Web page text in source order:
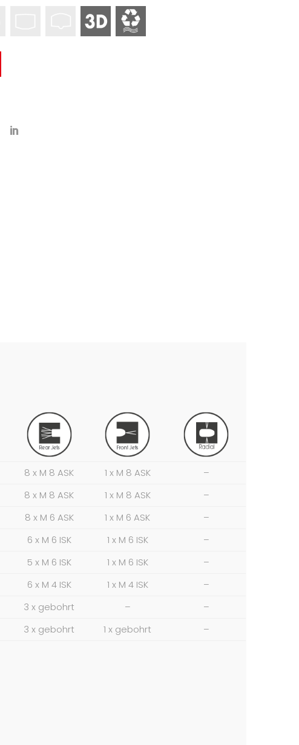
8 x M 8 ASK 1 x M 8 ASK
–
8 x M 8 ASK 1 x M 8 ASK
–
8 x M 6 ASK 1 x M 6 ASK
–
6 x M 6 ISK 1 x M 6 ISK
–
5 x M 6 ISK 1 x M 6 ISK
–
6 x M 4 ISK 1 x M 4 ISK
–
3 x gebohrt –
–
3 x gebohrt 1 x gebohrt –